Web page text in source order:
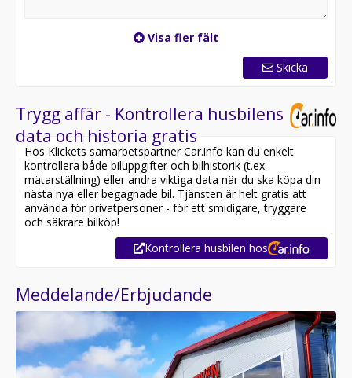
Visa fler fält
Skicka
Trygg affär - Kontrollera husbilens
data och historia gratis
Hos Klickets samarbetspartner Car.info kan du enkelt
kontrollera både biluppgifter och bilhistorik (t.ex.
mätarställning) eller andra viktiga data när du ska köpa din
nästa nya eller begagnade bil. Tjänsten är helt gratis att
använda för privatpersoner - för ett smidigare, tryggare
och säkrare bilköp!
Kontrollera husbilen hos
Meddelande/Erbjudande